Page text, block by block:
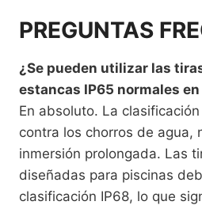
PREGUNTAS
¿Se pueden utilizar las
estancas IP65 normales
En absoluto. La
contra los chorros de agua,
inmersión prolongada. Las
diseñadas para piscinas
clasificación IP68, lo que